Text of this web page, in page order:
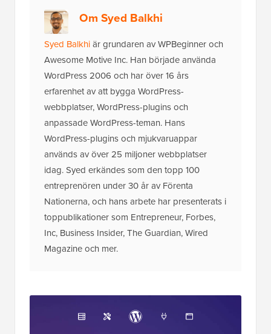
Om Syed Balkhi
Syed Balkhiär grundaren av WPBeginner och
Awesome Motive Inc. Han började använda
WordPress 2006 och har över 16 års
erfarenhet av att bygga WordPress-
webbplatser, WordPress-plugins och
anpassade WordPress-teman. Hans
WordPress-plugins och mjukvaruappar
används av över 25 miljoner webbplatser
idag. Syed erkändes som den topp 100
entreprenören under 30 år av Förenta
Nationerna, och hans arbete har presenterats i
toppublikationer som Entrepreneur, Forbes,
Inc, Business Insider, The Guardian, Wired
Magazine och mer.